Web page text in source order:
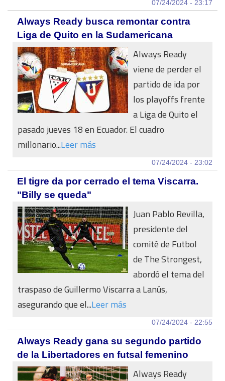
07/24/2024 - 23:17
Always Ready busca remontar contra
Liga de Quito en la Sudamericana
Always Ready
viene de perder el
partido de ida por
los playoffs frente
a Liga de Quito el
pasado jueves 18 en Ecuador. El cuadro
millonario...Leer más
07/24/2024 - 23:02
El tigre da por cerrado el tema Viscarra.
"Billy se queda"
Juan Pablo Revilla,
presidente del
comité de Futbol
de The Strongest,
abordó el tema del
traspaso de Guillermo Viscarra a Lanús,
asegurando que el...Leer más
07/24/2024 - 22:55
Always Ready gana su segundo partido
de la Libertadores en futsal femenino
Always Ready